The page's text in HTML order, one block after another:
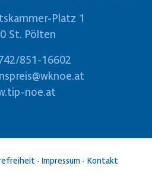
Platz 1
St. Pölten
851-16602
noe.at
· Impressum· Kontakt